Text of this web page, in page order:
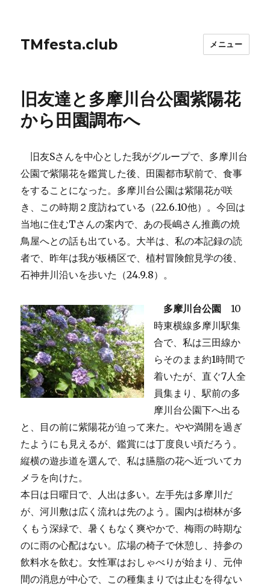
TMfesta.club メニュー
旧友達と多摩川台公園紫陽花
から田園調布へ
旧友Sさんを中心とした我がグループで、多摩川台
公園で紫陽花を鑑賞した後、田園都市駅前で、食事
をすることになった。多摩川台公園は紫陽花が咲
き、この時期２度訪ねている（22.6.10他）。今回は
当地に住むTさんの案内で、あの長嶋さん推薦の焼
鳥屋へとの話も出ている。大半は、私の本記録の読
者で、昨年は我が板橋区で、植村冒険館見学の後、
石神井川沿いを歩いた（24.9.8）。
多摩川台公園
10
時東横線多摩川駅集
合で、私は三田線か
らそのまま約1時間で
着いたが、直ぐ7人全
員集まり、駅前の多
摩川台公園下へ出る
と、目の前に紫陽花が迫って来た。やや満開を過ぎ
たようにも見えるが、鑑賞には丁度良い頃だろう。
縦横の遊歩道を選んで、私は臙脂の花へ近づいてカ
メラを向けた。
本日は日曜日で、人出は多い。左手先は多摩川だ
が、河川敷は広く流れは先のよう。園内は樹林が多
くもう深緑で、暑くもなく爽やかで、梅雨の時期な
のに雨の心配はない。広場の椅子で休憩し、持参の
飲料水を飲む。女性軍はおしゃべりが始まり、元仲
間の消息が中心で、この種集まりでは止むを得ない